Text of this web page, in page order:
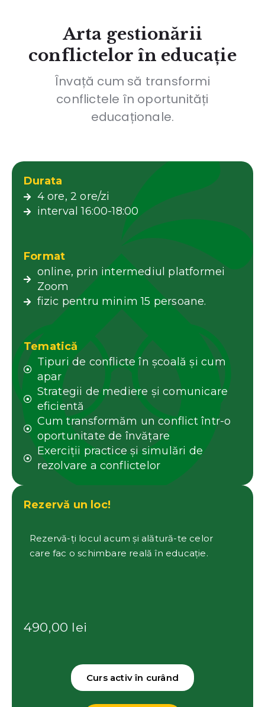
Arta gestionării
conflictelor în educație
Învață cum să transformi
conflictele în oportunități
educaționale.
Durata
4 ore, 2 ore/zi
interval 16:00-18:00
Format
online, prin intermediul platformei
Zoom
fizic pentru minim 15 persoane.
Tematică
Tipuri de conflicte în școală și cum
apar
Strategii de mediere și comunicare
eficientă
Cum transformăm un conflict într-o
oportunitate de învățare
Exerciții practice și simulări de
rezolvare a conflictelor
Rezervă un loc!
Rezervă-ți locul acum și alătură-te celor
care fac o schimbare reală în educație.
490,00 lei
Curs activ în curând